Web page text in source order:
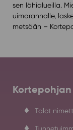
sen lähialueilla.
uimarannalle,
metsään –
Talot